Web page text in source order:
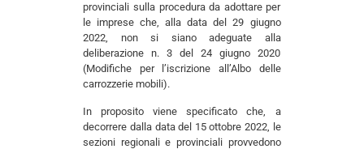
provinciali sulla procedura da adottare per
le imprese che, alla data del 29 giugno
2022, non si siano adeguate alla
deliberazione n. 3 del 24 giugno 2020
(Modifiche per l’iscrizione all’Albo delle
carrozzerie mobili).
In proposito viene specificato che, a
decorrere dalla data del 15 ottobre 2022, le
sezioni regionali e provinciali provvedono